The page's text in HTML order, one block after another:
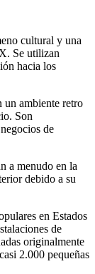
cultural y una
Se utilizan
hacia los
un ambiente retro
Son
de
a menudo en la
debido a su
en Estados
de
originalmente
2.000 pequeñas